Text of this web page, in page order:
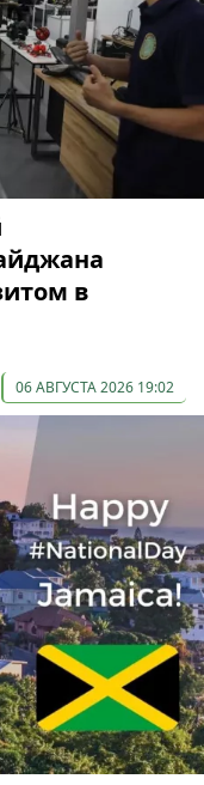
в
06 АВГУСТА 2026 19:02